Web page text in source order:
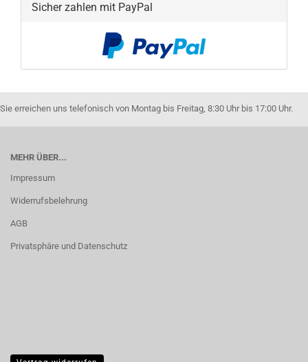
Sicher zahlen mit PayPal
Sie erreichen uns telefonisch von Montag bis Freitag, 8:30 Uhr bis 17:00 Uhr.
MEHR ÜBER...
Impressum
Widerrufsbelehrung
AGB
Privatsphäre und Datenschutz